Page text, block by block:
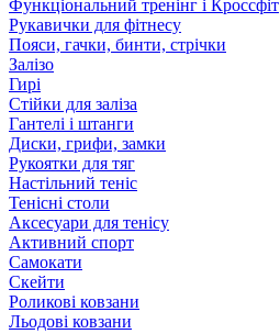
Функціональний тренінг і Кроссфіт
Рукавички для фітнесу
Пояси, гачки, бинти, стрічки
Залізо
Гирі
Стійки для заліза
Гантелі і штанги
Диски, грифи, замки
Рукоятки для тяг
Настільний теніс
Тенісні столи
Аксесуари для тенісу
Активний спорт
Самокати
Скейти
Роликові ковзани
Льодові ковзани